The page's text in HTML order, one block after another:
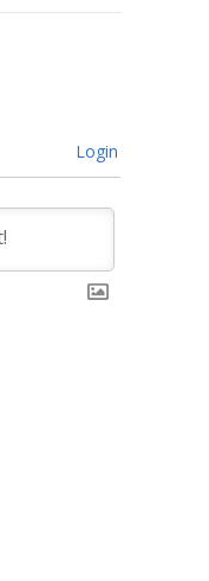
Login